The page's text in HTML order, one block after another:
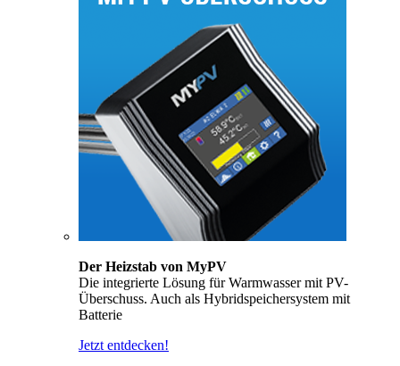
Der Heizstab von MyPV
Die integrierte Lösung für Warmwasser mit PV-
Überschuss. Auch als Hybridspeichersystem mit
Batterie
Jetzt entdecken!